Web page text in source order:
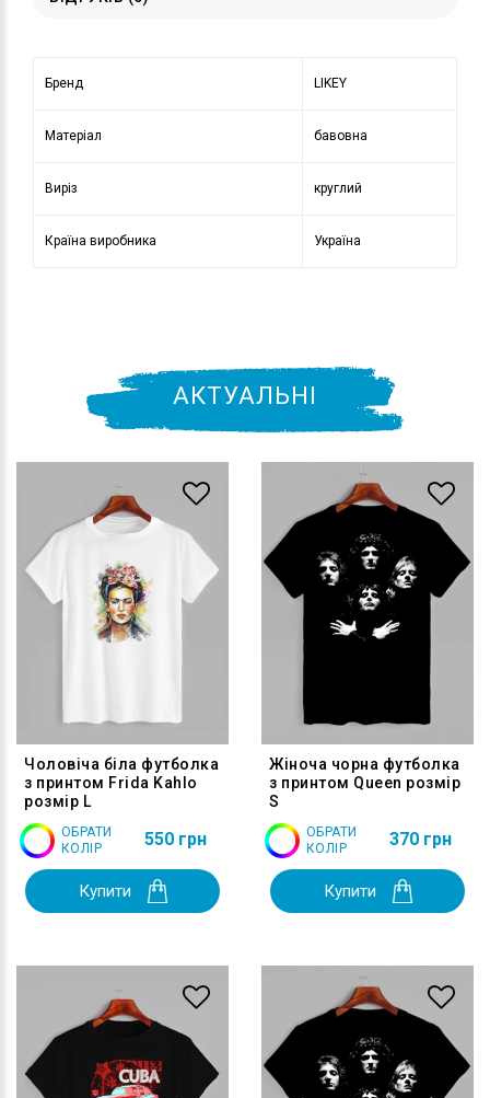
Бренд LIKEY
Матеріал бавовна
Виріз круглий
Країна виробника Україна
АКТУАЛЬНІ
Чоловіча біла футболка
з принтом Frida Kahlo
розмір L
ОБРАТИ
КОЛІР
550 грн
Купити
Жіноча чорна футболка
з принтом Queen розмір
S
ОБРАТИ
КОЛІР
370 грн
Купити